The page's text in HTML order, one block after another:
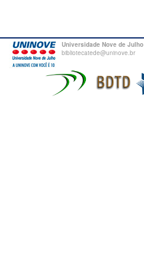
Universidade Nove de Julho
bibliotecatede@uninove.br